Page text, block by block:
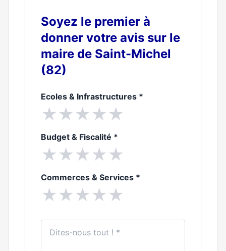
Soyez le premier à
donner votre avis sur le
maire de Saint-Michel
(82)
Ecoles & Infrastructures *
★★★★★
Budget & Fiscalité *
★★★★★
Commerces & Services *
★★★★★